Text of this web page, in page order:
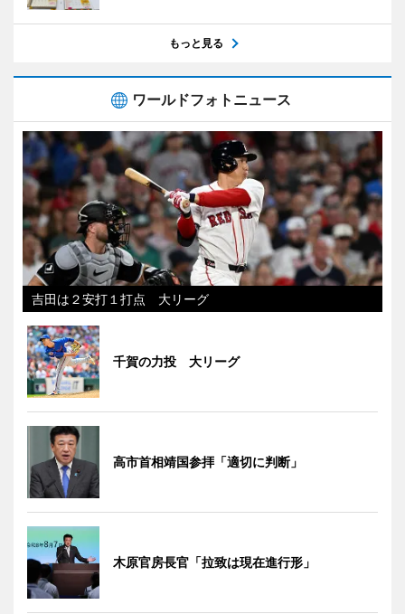
もっと見る
ワールドフォトニュース
吉田は２安打１打点 大リーグ
千賀の力投 大リーグ
高市首相靖国参拝「適切に判断」
木原官房長官「拉致は現在進行形」